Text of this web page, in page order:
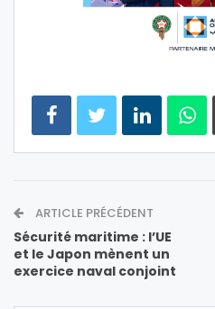
ARTICLE PRÉCÉDENT
Sécurité maritime : l’UE
et le Japon mènent un
exercice naval conjoint